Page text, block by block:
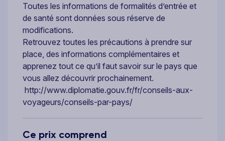
Toutes les informations de formalités d’entrée et
de santé sont données sous réserve de
modifications.
Retrouvez toutes les précautions à prendre sur
place, des informations complémentaires et
apprenez tout ce qu’il faut savoir sur le pays que
vous allez découvrir prochainement.
http://www.diplomatie.gouv.fr/fr/conseils-aux-
voyageurs/conseils-par-pays/
Ce prix comprend